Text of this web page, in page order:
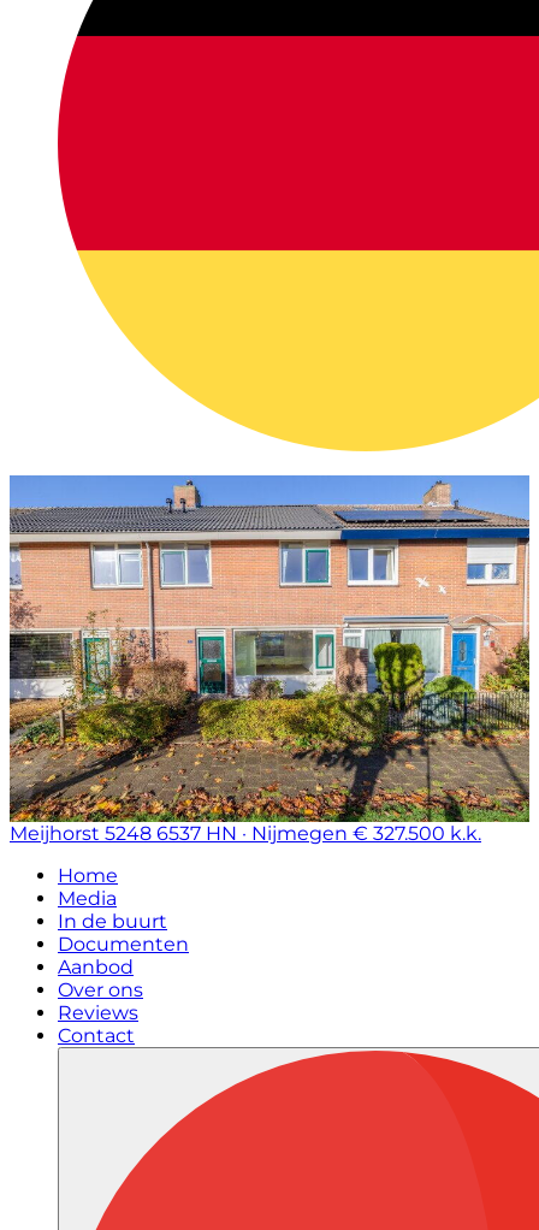
Meijhorst 5248 6537 HN · Nijmegen € 327.500 k.k.
Home
Media
In de buurt
Documenten
Aanbod
Over ons
Reviews
Contact